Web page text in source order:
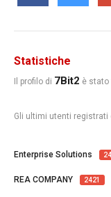
Statistiche
Il profilo di 7Bit2 è
Gli ultimi utenti
Enterprise Solutions
REA COMPANY 2421